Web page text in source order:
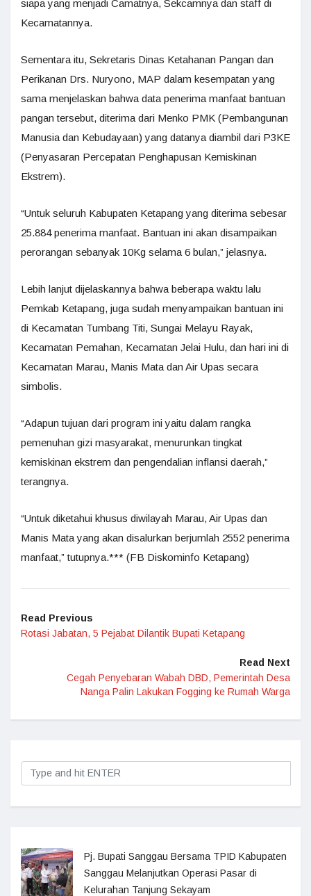
siapa yang menjadi Camatnya, Sekcamnya dan staff di
Kecamatannya.
Sementara itu, Sekretaris Dinas Ketahanan Pangan dan
Perikanan Drs. Nuryono, MAP dalam kesempatan yang
sama menjelaskan bahwa data penerima manfaat bantuan
pangan tersebut, diterima dari Menko PMK (Pembangunan
Manusia dan Kebudayaan) yang datanya diambil dari P3KE
(Penyasaran Percepatan Penghapusan Kemiskinan
Ekstrem).
“Untuk seluruh Kabupaten Ketapang yang diterima sebesar
25.884 penerima manfaat. Bantuan ini akan disampaikan
perorangan sebanyak 10Kg selama 6 bulan,” jelasnya.
Lebih lanjut dijelaskannya bahwa beberapa waktu lalu
Pemkab Ketapang, juga sudah menyampaikan bantuan ini
di Kecamatan Tumbang Titi, Sungai Melayu Rayak,
Kecamatan Pemahan, Kecamatan Jelai Hulu, dan hari ini di
Kecamatan Marau, Manis Mata dan Air Upas secara
simbolis.
“Adapun tujuan dari program ini yaitu dalam rangka
pemenuhan gizi masyarakat, menurunkan tingkat
kemiskinan ekstrem dan pengendalian inflansi daerah,”
terangnya.
“Untuk diketahui khusus diwilayah Marau, Air Upas dan
Manis Mata yang akan disalurkan berjumlah 2552 penerima
manfaat,” tutupnya.*** (FB Diskominfo Ketapang)
Read Previous
Rotasi Jabatan, 5 Pejabat Dilantik Bupati Ketapang
Read Next
Cegah Penyebaran Wabah DBD, Pemerintah Desa
Nanga Palin Lakukan Fogging ke Rumah Warga
Pj. Bupati Sanggau Bersama TPID Kabupaten
Sanggau Melanjutkan Operasi Pasar di
Kelurahan Tanjung Sekayam